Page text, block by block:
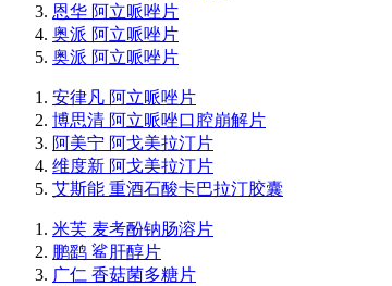
恩华 阿立哌唑片
奥派 阿立哌唑片
奥派 阿立哌唑片
安律凡 阿立哌唑片
博思清 阿立哌唑口腔崩解片
阿美宁 阿戈美拉汀片
维度新 阿戈美拉汀片
艾斯能 重酒石酸卡巴拉汀胶囊
米芙 麦考酚钠肠溶片
鹏鹞 鲨肝醇片
广仁 香菇菌多糖片